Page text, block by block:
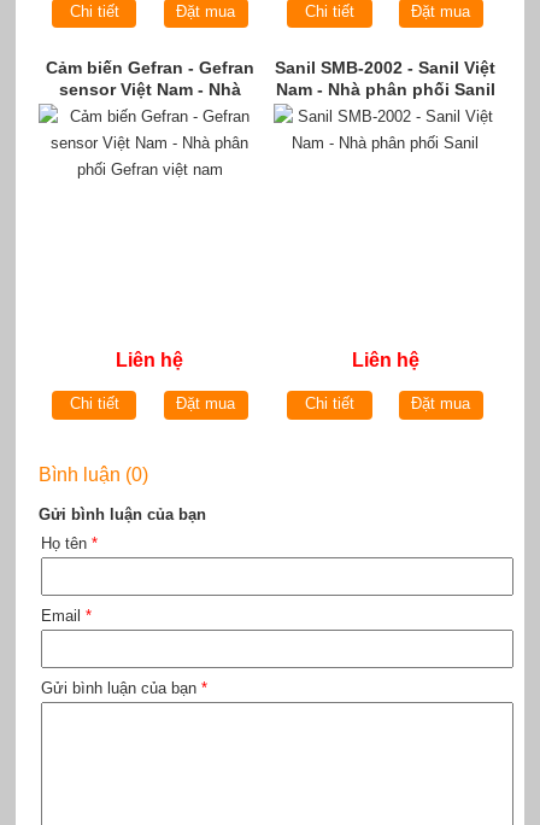
Chi tiết Đặt mua Chi tiết Đặt mua
Cảm biến Gefran - Gefran
sensor Việt Nam - Nhà
phân phối Gefran việt nam
Liên hệ
Chi tiết Đặt mua
Sanil SMB-2002 - Sanil Việt
Nam - Nhà phân phối Sanil
Liên hệ
Chi tiết Đặt mua
Bình luận (0)
Gửi bình luận của bạn
Họ tên *
Email *
Gửi bình luận của bạn *